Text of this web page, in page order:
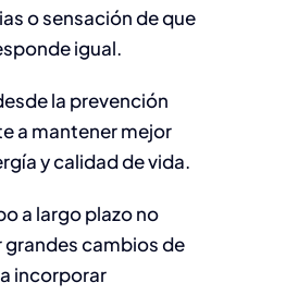
o sensación de que
igual.
la prevención
a mantener mejor
y calidad de vida.
a largo plazo no
cambios de
incorporar